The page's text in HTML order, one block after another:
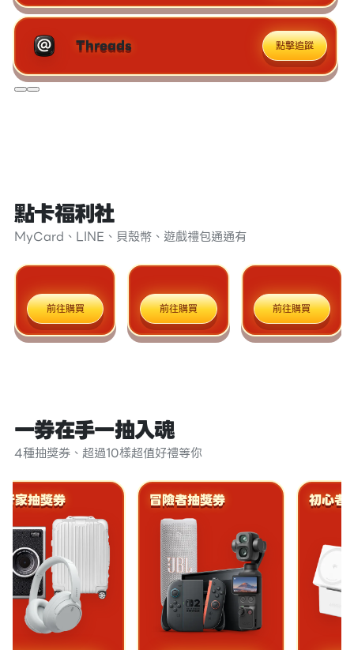
Threads 點擊追蹤
點卡福利社
MyCard、LINE、貝殼幣、遊戲禮包通通有
前往購買 前往購買 前往購買
一券在手一抽入魂
4種抽獎券、超過10樣超值好禮等你
抽獎券 冒險者抽獎券 初心者抽